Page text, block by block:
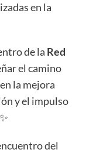
en la
de la Red
el camino
la mejora
y el impulso
del